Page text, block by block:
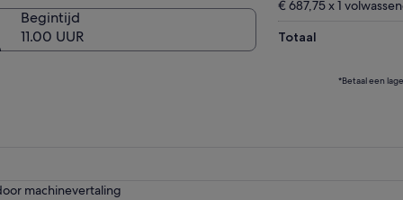
Begintijd
11.00 UUR
€ 687,75 x 1
Totaal
*Betaal een
machinevertaling